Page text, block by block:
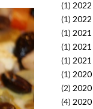
(1)
(1)
(1)
(1)
(1)
(1)
(2)
(4)